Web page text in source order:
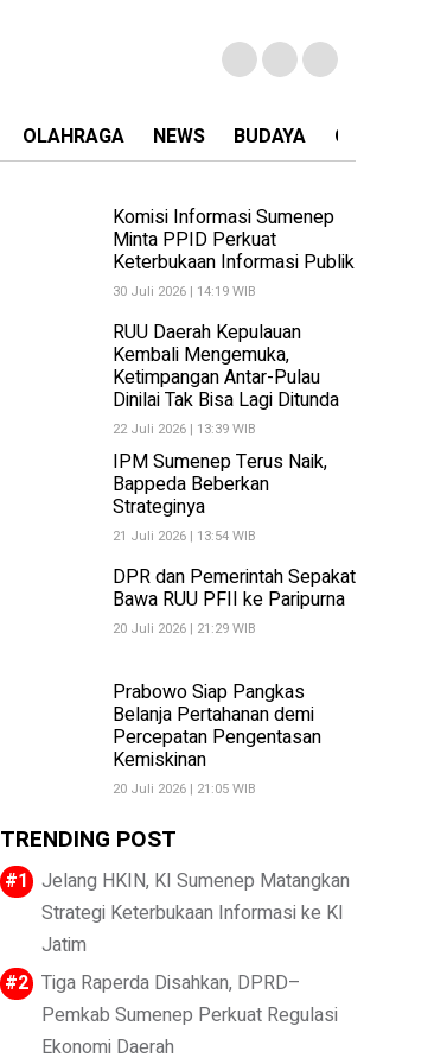
OLAHRAGA NEWS BUDAYA OPINI
Komisi Informasi Sumenep
Minta PPID Perkuat
Keterbukaan Informasi Publik
30 Juli 2026 | 14:19 WIB
RUU Daerah Kepulauan
Kembali Mengemuka,
Ketimpangan Antar-Pulau
Dinilai Tak Bisa Lagi Ditunda
22 Juli 2026 | 13:39 WIB
IPM Sumenep Terus Naik,
Bappeda Beberkan
Strateginya
21 Juli 2026 | 13:54 WIB
DPR dan Pemerintah Sepakat
Bawa RUU PFII ke Paripurna
20 Juli 2026 | 21:29 WIB
Prabowo Siap Pangkas
Belanja Pertahanan demi
Percepatan Pengentasan
Kemiskinan
20 Juli 2026 | 21:05 WIB
TRENDING POST
Jelang HKIN, KI Sumenep Matangkan
Strategi Keterbukaan Informasi ke KI
Jatim
Tiga Raperda Disahkan, DPRD–
Pemkab Sumenep Perkuat Regulasi
Ekonomi Daerah